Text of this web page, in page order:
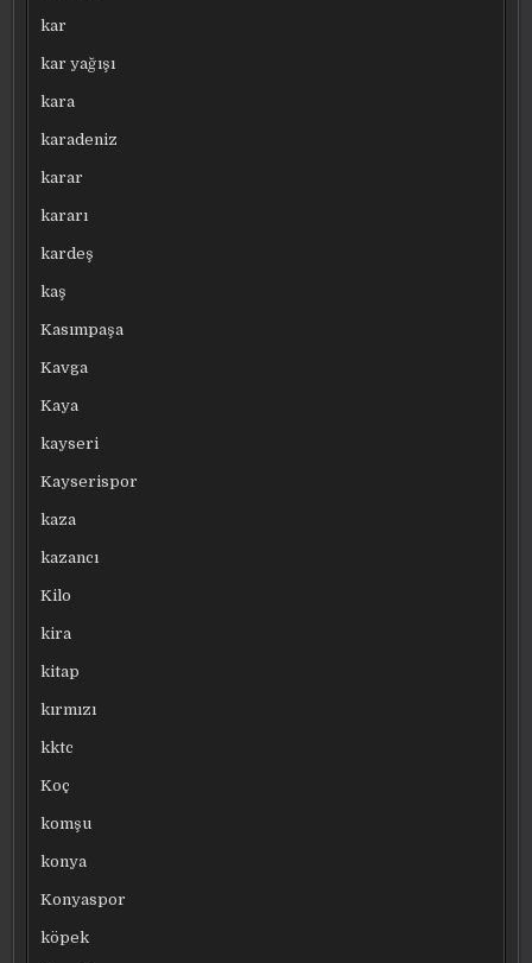
kar
kar yağışı
kara
karadeniz
karar
kararı
kardeş
kaş
Kasımpaşa
Kavga
Kaya
kayseri
Kayserispor
kaza
kazancı
Kilo
kira
kitap
kırmızı
kktc
Koç
komşu
konya
Konyaspor
köpek